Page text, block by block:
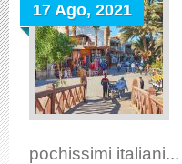
17 Ago, 2021
pochissimi italiani...